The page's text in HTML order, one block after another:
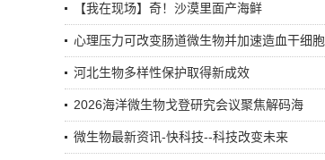
【我在现场】奇！沙漠里面产海鲜
心理压力可改变肠道微生物并加速造血干细胞
河北生物多样性保护取得新成效
2026海洋微生物戈登研究会议聚焦解码海
微生物最新资讯-快科技--科技改变未来